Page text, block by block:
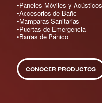
•Paneles Móviles y Acústicos
•Accesorios de Baño
•Mamparas Sanitarias
•Puertas de Emergencia
•Barras de Pánico
CONOCER PRODUCTOS